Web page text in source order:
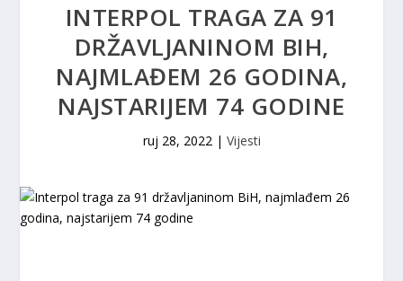
INTERPOL TRAGA ZA 91
DRŽAVLJANINOM BIH,
NAJMLAĐEM 26 GODINA,
NAJSTARIJEM 74 GODINE
ruj 28, 2022| Vijesti